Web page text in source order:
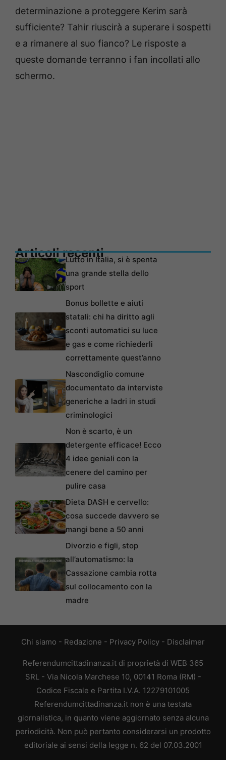
determinazione a proteggere Kerim sarà
sufficiente? Tahir riuscirà a superare i sospetti
e a rimanere al suo fianco? Le risposte a
queste domande terranno i fan incollati allo
schermo.
Articoli recentiLutto in Italia, si è spenta
una grande stella dello
sport
Bonus bollette e aiuti
statali: chi ha diritto agli
sconti automatici su luce
e gas e come richiederli
correttamente quest’anno
Nascondiglio comune
documentato da interviste
generiche a ladri in studi
criminologici
Non è scarto, è un
detergente efficace! Ecco
4 idee geniali con la
cenere del camino per
pulire casa
Dieta DASH e cervello:
cosa succede davvero se
mangi bene a 50 anni
Divorzio e figli, stop
all’automatismo: la
Cassazione cambia rotta
sul collocamento con la
madre
Chi siamo - Redazione - Privacy Policy - Disclaimer
Referendumcittadinanza.it di proprietà di WEB 365
SRL - Via Nicola Marchese 10, 00141 Roma (RM) -
Codice Fiscale e Partita I.V.A. 12279101005
Referendumcittadinanza.it non è una testata
giornalistica, in quanto viene aggiornato senza alcuna
periodicità. Non può pertanto considerarsi un prodotto
editoriale ai sensi della legge n. 62 del 07.03.2001